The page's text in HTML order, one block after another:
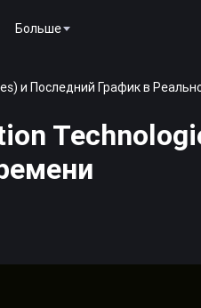
Больше
и Последний График в